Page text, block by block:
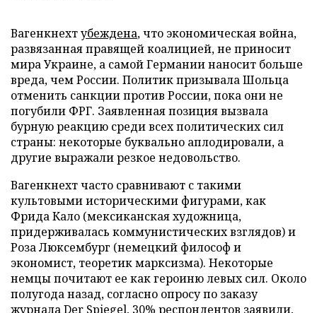
Вагенкнехтубеждена, что экономическая война,
развязанная правящей коалицией, не приносит
мира Украине, а самой Германии наносит больше
вреда, чем России. Политик призывала Шольца
отменить санкции против России, пока они не
погубили ФРГ. Заявленная позиция вызвала
бурную реакцию среди всех политических сил
страны: некоторые буквально аплодировали, а
другие выражали резкое недовольство.
Вагенкнехт часто сравнивают с такими
культовыми историческими фигурами, как
Фрида Кало (мексиканская художница,
придерживалась коммунистических взглядов) и
Роза Люксембург (немецкий философ и
экономист, теоретик марксизма). Некоторые
немцы почитают ее как героиню левых сил. Около
полугода назад, согласно опросу по заказу
журнала Der Spiegel, 30% респондентов заявили,